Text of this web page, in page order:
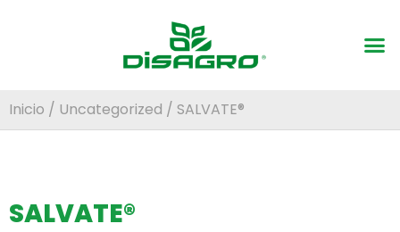
Inicio / Uncategorized / SALVATE®
SALVATE®